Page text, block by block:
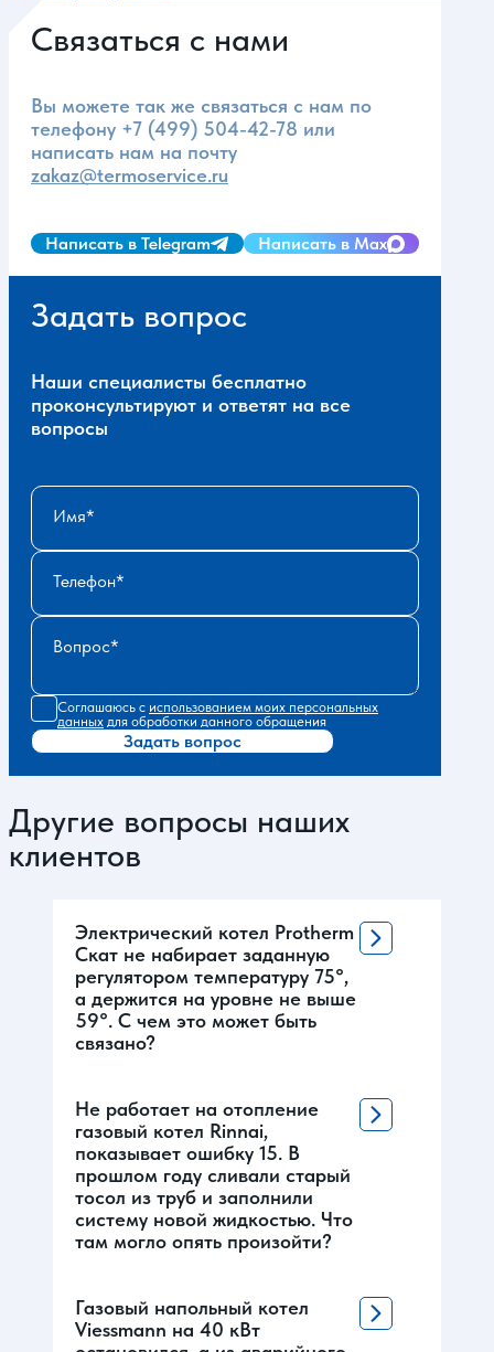
Связаться с нами
Вы можете так же связаться с нам по
телефону +7 (499) 504-42-78 или
написать нам на почту
zakaz@termoservice.ru
Написать в Telegram Написать в Max
Задать вопрос
Наши специалисты бесплатно
проконсультируют и ответят на все
вопросы
Имя
Телефон
Вопрос
Соглашаюсь с использованием моих персональных
данных для обработки данного обращения
Задать вопрос
Другие вопросы наших
клиентов
Электрический котел Protherm
Скат не набирает заданную
регулятором температуру 75°,
а держится на уровне не выше
59°. С чем это может быть
связано?
Не работает на отопление
газовый котел Rinnai,
показывает ошибку 15. В
прошлом году сливали старый
тосол из труб и заполнили
систему новой жидкостью. Что
там могло опять произойти?
Газовый напольный котел
Viessmann на 40 кВт